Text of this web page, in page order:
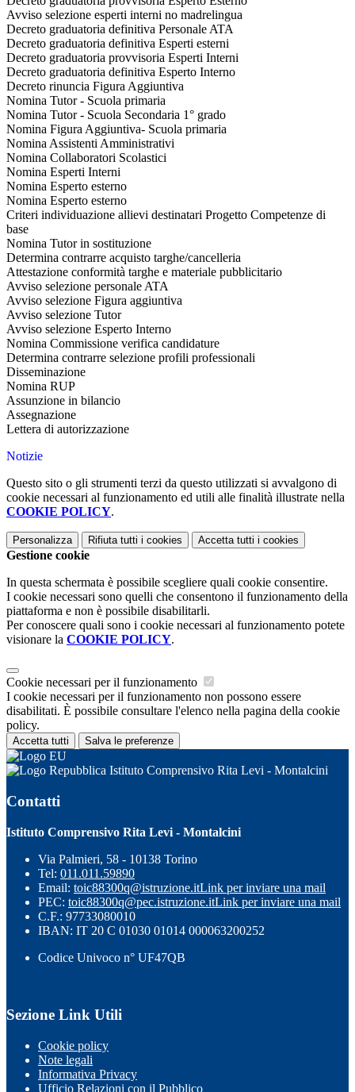
Avviso selezione esperti interni no madrelingua
Decreto graduatoria definitiva Personale ATA
Decreto graduatoria definitiva Esperti esterni
Decreto graduatoria provvisoria Esperti Interni
Decreto graduatoria definitiva Esperto Interno
Decreto rinuncia Figura Aggiuntiva
Nomina Tutor - Scuola primaria
Nomina Tutor - Scuola Secondaria 1° grado
Nomina Figura Aggiuntiva- Scuola primaria
Nomina Assistenti Amministrativi
Nomina Collaboratori Scolastici
Nomina Esperti Interni
Nomina Esperto esterno
Nomina Esperto esterno
Criteri individuazione allievi destinatari Progetto Competenze di
base
Nomina Tutor in sostituzione
Determina contrarre acquisto targhe/cancelleria
Attestazione conformità targhe e materiale pubblicitario
Avviso selezione personale ATA
Avviso selezione Figura aggiuntiva
Avviso selezione Tutor
Avviso selezione Esperto Interno
Nomina Commissione verifica candidature
Determina contrarre selezione profili professionali
Disseminazione
Nomina RUP
Assunzione in bilancio
Assegnazione
Lettera di autorizzazione
Notizie
Questo sito o gli strumenti terzi da questo utilizzati si avvalgono di
cookie necessari al funzionamento ed utili alle finalità illustrate nella
COOKIE POLICY.
Personalizza Rifiuta tutti i cookies Accetta tutti i cookies
Gestione cookie
In questa schermata è possibile scegliere quali cookie consentire.
I cookie necessari sono quelli che consentono il funzionamento della
piattaforma e non è possibile disabilitarli.
Per conoscere quali sono i cookie necessari al funzionamento potete
visionare la COOKIE POLICY.
Cookie necessari per il funzionamento
I cookie necessari per il funzionamento non possono essere
disabilitati. È possibile consultare l'elenco nella pagina della cookie
policy.
Accetta tutti Salva le preferenze
Istituto Comprensivo Rita Levi - Montalcini
Contatti
Istituto Comprensivo Rita Levi - Montalcini
Via Palmieri, 58 - 10138 Torino
Tel: 011.011.59890
Email: toic88300q@istruzione.itLink per inviare una mail
PEC: toic88300q@pec.istruzione.itLink per inviare una mail
C.F.: 97733080010
IBAN: IT 20 C 01030 01014 000063200252
Codice Univoco n° UF47QB
Sezione Link Utili
Cookie policy
Note legali
Informativa Privacy
Ufficio Relazioni con il Pubblico